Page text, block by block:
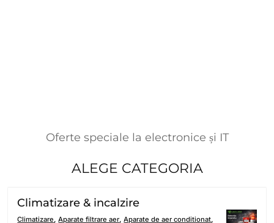
Oferte speciale la electronice și IT
ALEGE CATEGORIA
Climatizare & incalzire
Climatizare,Aparate filtrare aer,Aparate de aer conditionat,